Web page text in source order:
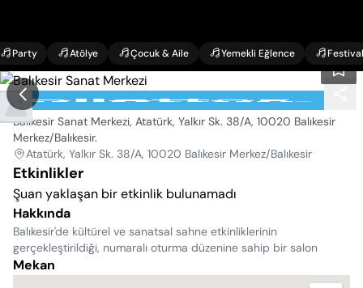
Party Atölye Çocuk & Aile Yemekli Eğlence Festival
Balıkesir Sanat Merkezi
Balıkesir Sanat Merkezi, Atatürk, Yalkır Sk. 38/A, 10020 Balıkesir
Merkez/Balıkesir.
Atatürk, Yalkır Sk. 38/A, 10020 Balıkesir Merkez/Balıkesir
Etkinlikler
Şuan yaklaşan bir etkinlik bulunamadı
Hakkında
Balıkesir'de kültürel ve sanatsal sahne etkinliklerinin
gerçekleştirildiği, numaralı oturma düzenine sahip bir salon
Mekan